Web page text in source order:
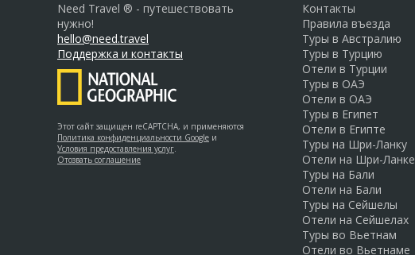
Need Travel ® - путешествовать
нужно!
hello@need.travel
Поддержка и контакты
Этот сайт защищен reCAPTCHA, и применяются
Политика конфиденциальности Google и
Условия предоставления услуг
Отозвать соглашение
Контакты
Правила въезда
Туры в Австралию
Туры в Турцию
Отели в Турции
Туры в ОАЭ
Отели в ОАЭ
Туры в Египет
Отели в Египте
Туры на Шри-Ланку
Отели на Шри-Ланке
Туры на Бали
Отели на Бали
Туры на Сейшелы
Отели на Сейшелах
Туры во Вьетнам
Отели во Вьетнаме